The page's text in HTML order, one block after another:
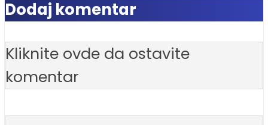
Dodaj komentar
Kliknite ovde da ostavite
komentar